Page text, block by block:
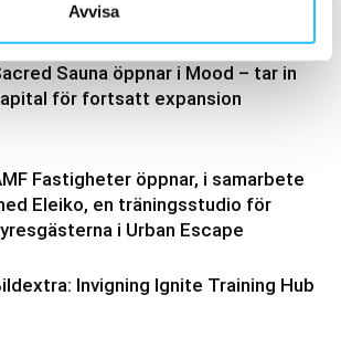
Avvisa
Sauna öppnar i Mood – tar in
för fortsatt expansion
Fastigheter öppnar, i samarbete
Eleiko, en träningsstudio för
i Urban Escape
Invigning Ignite Training Hub